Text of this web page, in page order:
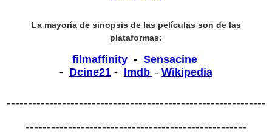
La mayoría de sinopsis de las películas son de las
plataformas:
filmaffinity- Sensacine
- Dcine21 - Imdb - Wikipedia
-------------------------------------------------------------
----------------------------------------------------